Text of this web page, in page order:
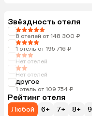
Звёздность отеля
8 отелей от 148 300 ₽
1 отель от 195 716 ₽
Нет отелей
Нет отелей
другое
1 отель от 109 754 ₽
Рейтинг отеля
Любой 6+ 7+ 8+